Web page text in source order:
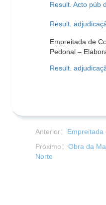
Result. Acto púb
Result.
Empreitada de
Pedonal –
Result.
Anterior： Empreitada
Próximo： Obra da
Norte